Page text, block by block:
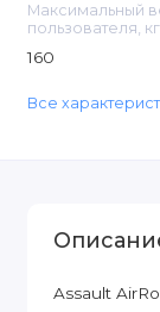
Максимальный
пользователя, кг
160
Все
Assault